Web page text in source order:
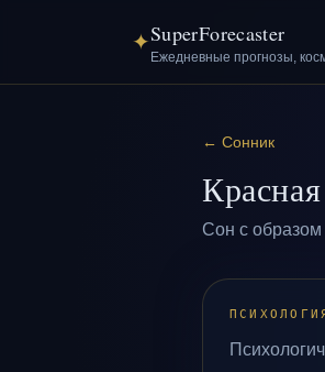
✦SuperForecaster
Ежедневные прогнозы,
← Сонник
Сон с образом